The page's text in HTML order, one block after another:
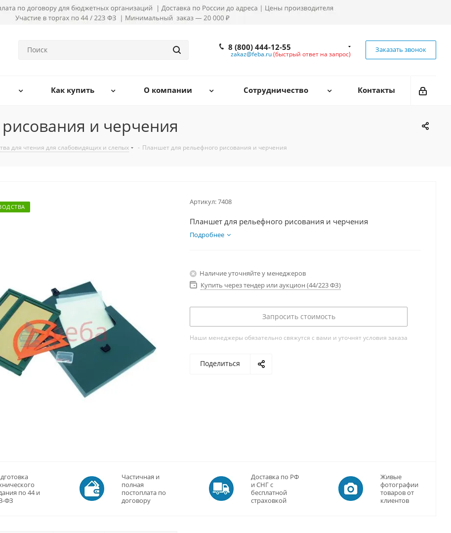
8 (800) 444-12-55
zakaz@feba.ru(быстрый ответ на запрос)
Заказать звонок
Как купить О компании Сотрудничество Контакты
и черчения
для чтения для слабовидящих и слепых - Планшет для рельефного рисования и черчения
Артикул:7408
Планшет для рельефного рисования и черчения
Подробнее
Наличие уточняйте у менеджеров
Купить через тендер или аукцион (44/223 ФЗ)
Запросить стоимость
Наши менеджеры обязательно свяжутся с вами и уточнят условия заказа
Поделиться
по 44 и
ФЗ
Частичная и
полная
постоплата по
договору
Доставка по РФ
и СНГ с
бесплатной
страховкой
Живые
фотографии
товаров от
клиентов